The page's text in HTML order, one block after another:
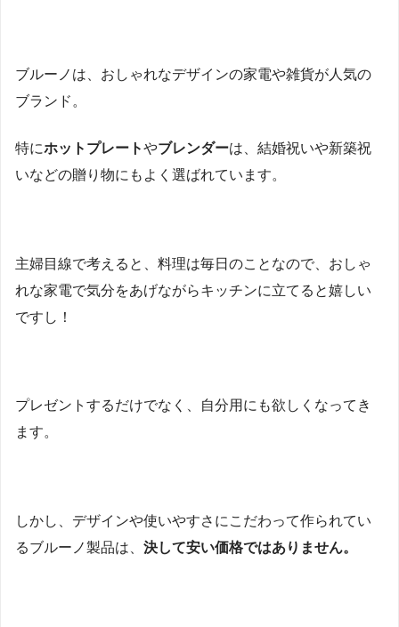
ブルーノは、おしゃれなデザインの家電や雑貨が人気の
ブランド。
特にホットプレートやブレンダーは、結婚祝いや新築祝
いなどの贈り物にもよく選ばれています。
主婦目線で考えると、料理は毎日のことなので、おしゃ
れな家電で気分をあげながらキッチンに立てると嬉しい
ですし！
プレゼントするだけでなく、自分用にも欲しくなってき
ます。
しかし、デザインや使いやすさにこだわって作られてい
るブルーノ製品は、 決して安い価格ではありません。